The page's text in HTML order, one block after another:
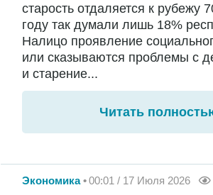
старость отдаляется к рубежу
году так думали лишь 18%
Налицо проявление
или сказываются проблемы с
и старение...
Читать
Экономика 00:01 / 17 Июля 2026